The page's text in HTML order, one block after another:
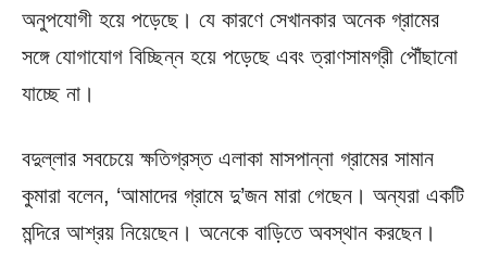
অনুপযোগী হয়ে পড়েছে। যে কারণে সেখানকার অনেক গ্রামের
সঙ্গে যোগাযোগ বিচ্ছিন্ন হয়ে পড়েছে এবং ত্রাণসামগ্রী পৌঁছানো
যাচ্ছে না।
বদুল্লার সবচেয়ে ক্ষতিগ্রস্ত এলাকা মাসপান্না গ্রামের সামান
কুমারা বলেন, ‘আমাদের গ্রামে দু’জন মারা গেছেন। অন্যরা একটি
মন্দিরে আশ্রয় নিয়েছেন। অনেকে বাড়িতে অবস্থান করছেন।